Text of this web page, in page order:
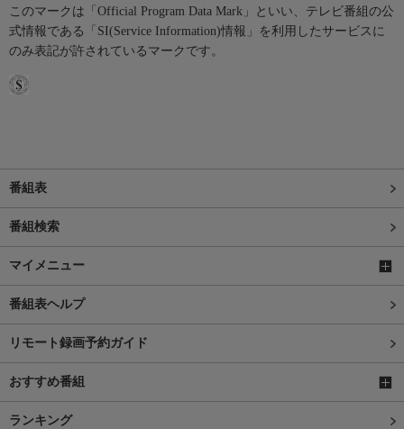
このマークは「Official Program Data Mark」といい、テレビ番組の公
式情報である「SI(Service Information)情報」を利用したサービスに
のみ表記が許されているマークです。
番組表
番組検索
マイメニュー
番組表ヘルプ
リモート録画予約ガイド
おすすめ番組
ランキング